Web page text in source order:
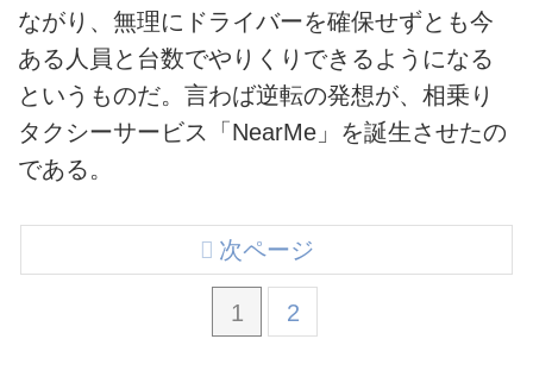
ながり、無理にドライバーを確保せずとも今
ある人員と台数でやりくりできるようになる
というものだ。言わば逆転の発想が、相乗り
タクシーサービス「NearMe」を誕生させたの
である。
1 2
次ページ